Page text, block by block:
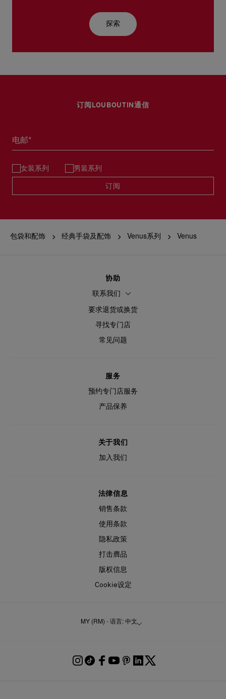
探索
订阅LOUBOUTIN通信
电邮*
女装系列 男装系列
订阅
包袋和配饰 经典手袋及配饰 Venus系列 Venus
协助
联系我们
要求退货或换货
寻找专门店
常见问题
服务
预约专门店服务
产品保养
关于我们
加入我们
法律信息
销售条款
使用条款
隐私政策
打击膺品
版权信息
Cookie设定
MY (RM) - 语言: 中文